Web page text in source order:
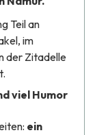
Teil an
im
der Zitadelle
viel Humor
ein